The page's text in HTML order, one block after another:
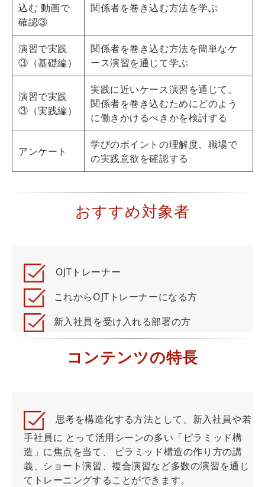
込む 動画で
確認③
関係者を巻き込む方法を学ぶ
演習で実践
③（基礎編）
関係者を巻き込む方法を簡単なケ
ース演習を通じて学ぶ
演習で実践
③（実践編）
実践に近いケース演習を通じて、
関係者を巻き込むためにどのよう
に働きかけるべきかを検討する
アンケート
学びのポイントの理解度、職場で
の実践意欲を確認する
おすすめ対象者
OJTトレーナー
これからOJTトレーナーになる方
新入社員を受け入れる部署の方
コンテンツの特長
思考を構造化する方法として、新入社員や若
手社員に とって活用シーンの多い「ピラミッド構
造」に焦点を当て、 ピラミッド構造の作り方の講
義、ショート演習、複合演習など多数の演習を通じ
てトレーニングすることができます。